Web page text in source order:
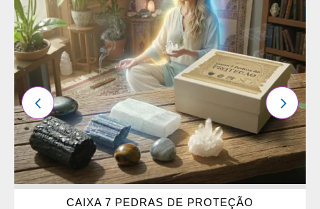
FAVORITOS
CAIXA 7 PEDRAS DE PROTEÇÃO
ANTERIOR